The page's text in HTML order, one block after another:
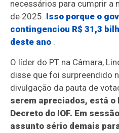
necessários para cumprir a
de 2025. Isso porque o
contingenciou R$ 31,3
deste ano .
O líder do PT na Câmara,
disse que foi surpreendido
divulgação da pauta de
serem apreciados, está o
Decreto do IOF. Em
assunto sério demais